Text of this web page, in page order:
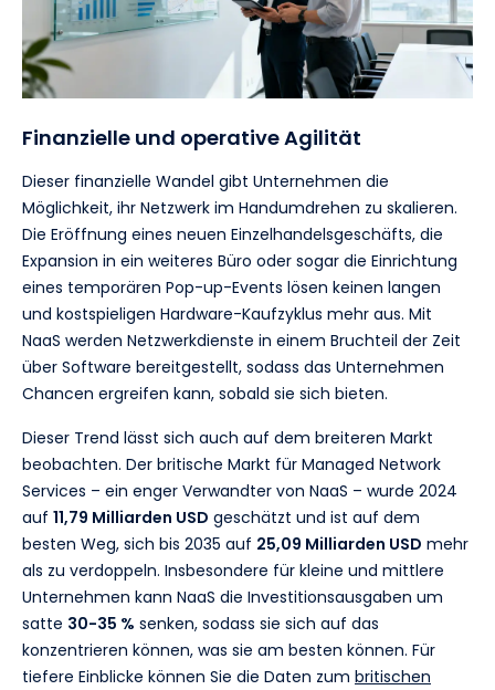
Finanzielle und operative Agilität
Dieser finanzielle Wandel gibt Unternehmen die
Möglichkeit, ihr Netzwerk im Handumdrehen zu skalieren.
Die Eröffnung eines neuen Einzelhandelsgeschäfts, die
Expansion in ein weiteres Büro oder sogar die Einrichtung
eines temporären Pop-up-Events lösen keinen langen
und kostspieligen Hardware-Kaufzyklus mehr aus. Mit
NaaS werden Netzwerkdienste in einem Bruchteil der Zeit
über Software bereitgestellt, sodass das Unternehmen
Chancen ergreifen kann, sobald sie sich bieten.
Dieser Trend lässt sich auch auf dem breiteren Markt
beobachten. Der britische Markt für Managed Network
Services – ein enger Verwandter von NaaS – wurde 2024
auf 11,79 Milliarden USD geschätzt und ist auf dem
besten Weg, sich bis 2035 auf 25,09 Milliarden USD mehr
als zu verdoppeln. Insbesondere für kleine und mittlere
Unternehmen kann NaaS die Investitionsausgaben um
satte 30-35 % senken, sodass sie sich auf das
konzentrieren können, was sie am besten können. Für
tiefere Einblicke können Sie die Daten zum britischen